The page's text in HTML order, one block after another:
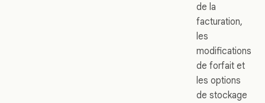
de la
facturation,
les
modifications
de forfait et
les options
de stockage